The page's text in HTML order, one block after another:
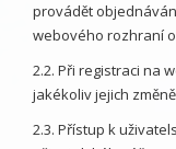
provádět
webového rozhraní
2.2. Při registraci na
jakékoliv jejich
2.3. Přístup k